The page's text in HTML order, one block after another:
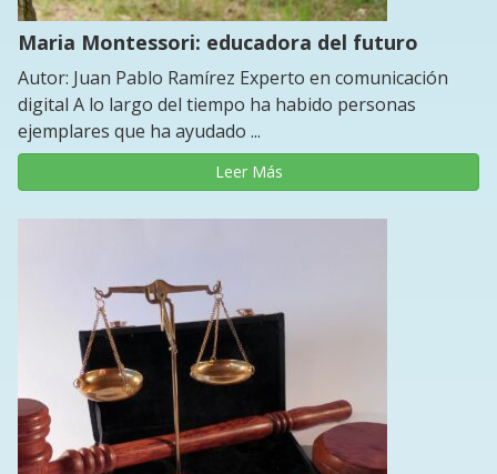
Maria Montessori: educadora del futuro
Autor: Juan Pablo Ramírez Experto en comunicación
digital A lo largo del tiempo ha habido personas
ejemplares que ha ayudado ...
Leer Más